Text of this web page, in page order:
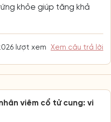
khỏe giúp tăng khả
lượt xem Xem câu trả lời
viêm cổ tử cung: vi